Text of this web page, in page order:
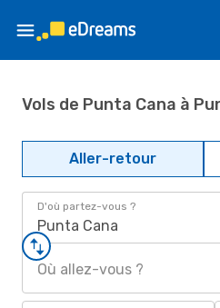
Vols de Punta Cana à
Aller-retour
D'où partez-vous ?
Punta Cana
Où allez-vous ?